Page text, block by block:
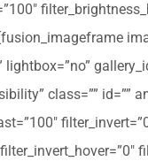
lightbox=”no”
class=”” id=””